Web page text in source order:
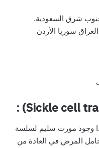
شرق السعودية.
سوريا الأردن
وجود مورث سليم لسلسة
حامل المرض في العادة من